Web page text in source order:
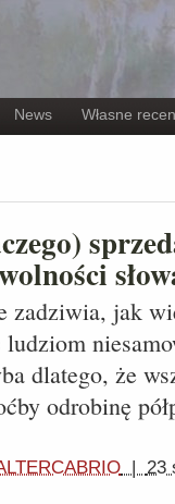
News Własne
zadziwia, jak
ludziom
dlatego, że
odrobinę
| 23